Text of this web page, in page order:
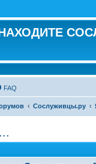
FAQ
Сослуживцы.ру